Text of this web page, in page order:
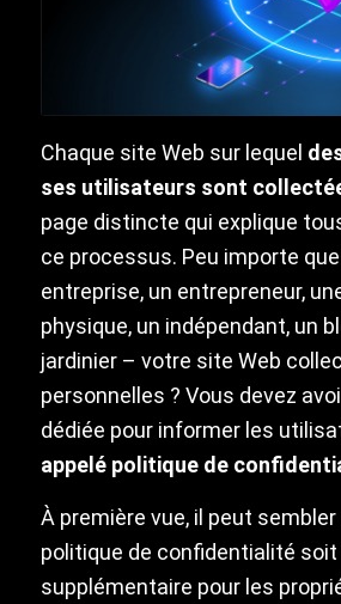
Chaque site Web sur lequel
ses utilisateurs sont
page distincte qui explique
ce processus. Peu importe
entreprise, un entrepreneur,
physique, un indépendant, un
jardinier – votre site Web
personnelles ? Vous devez
dédiée pour informer les
appelé politique de
À première vue, il peut sembler
politique de confidentialité soit
supplémentaire pour les